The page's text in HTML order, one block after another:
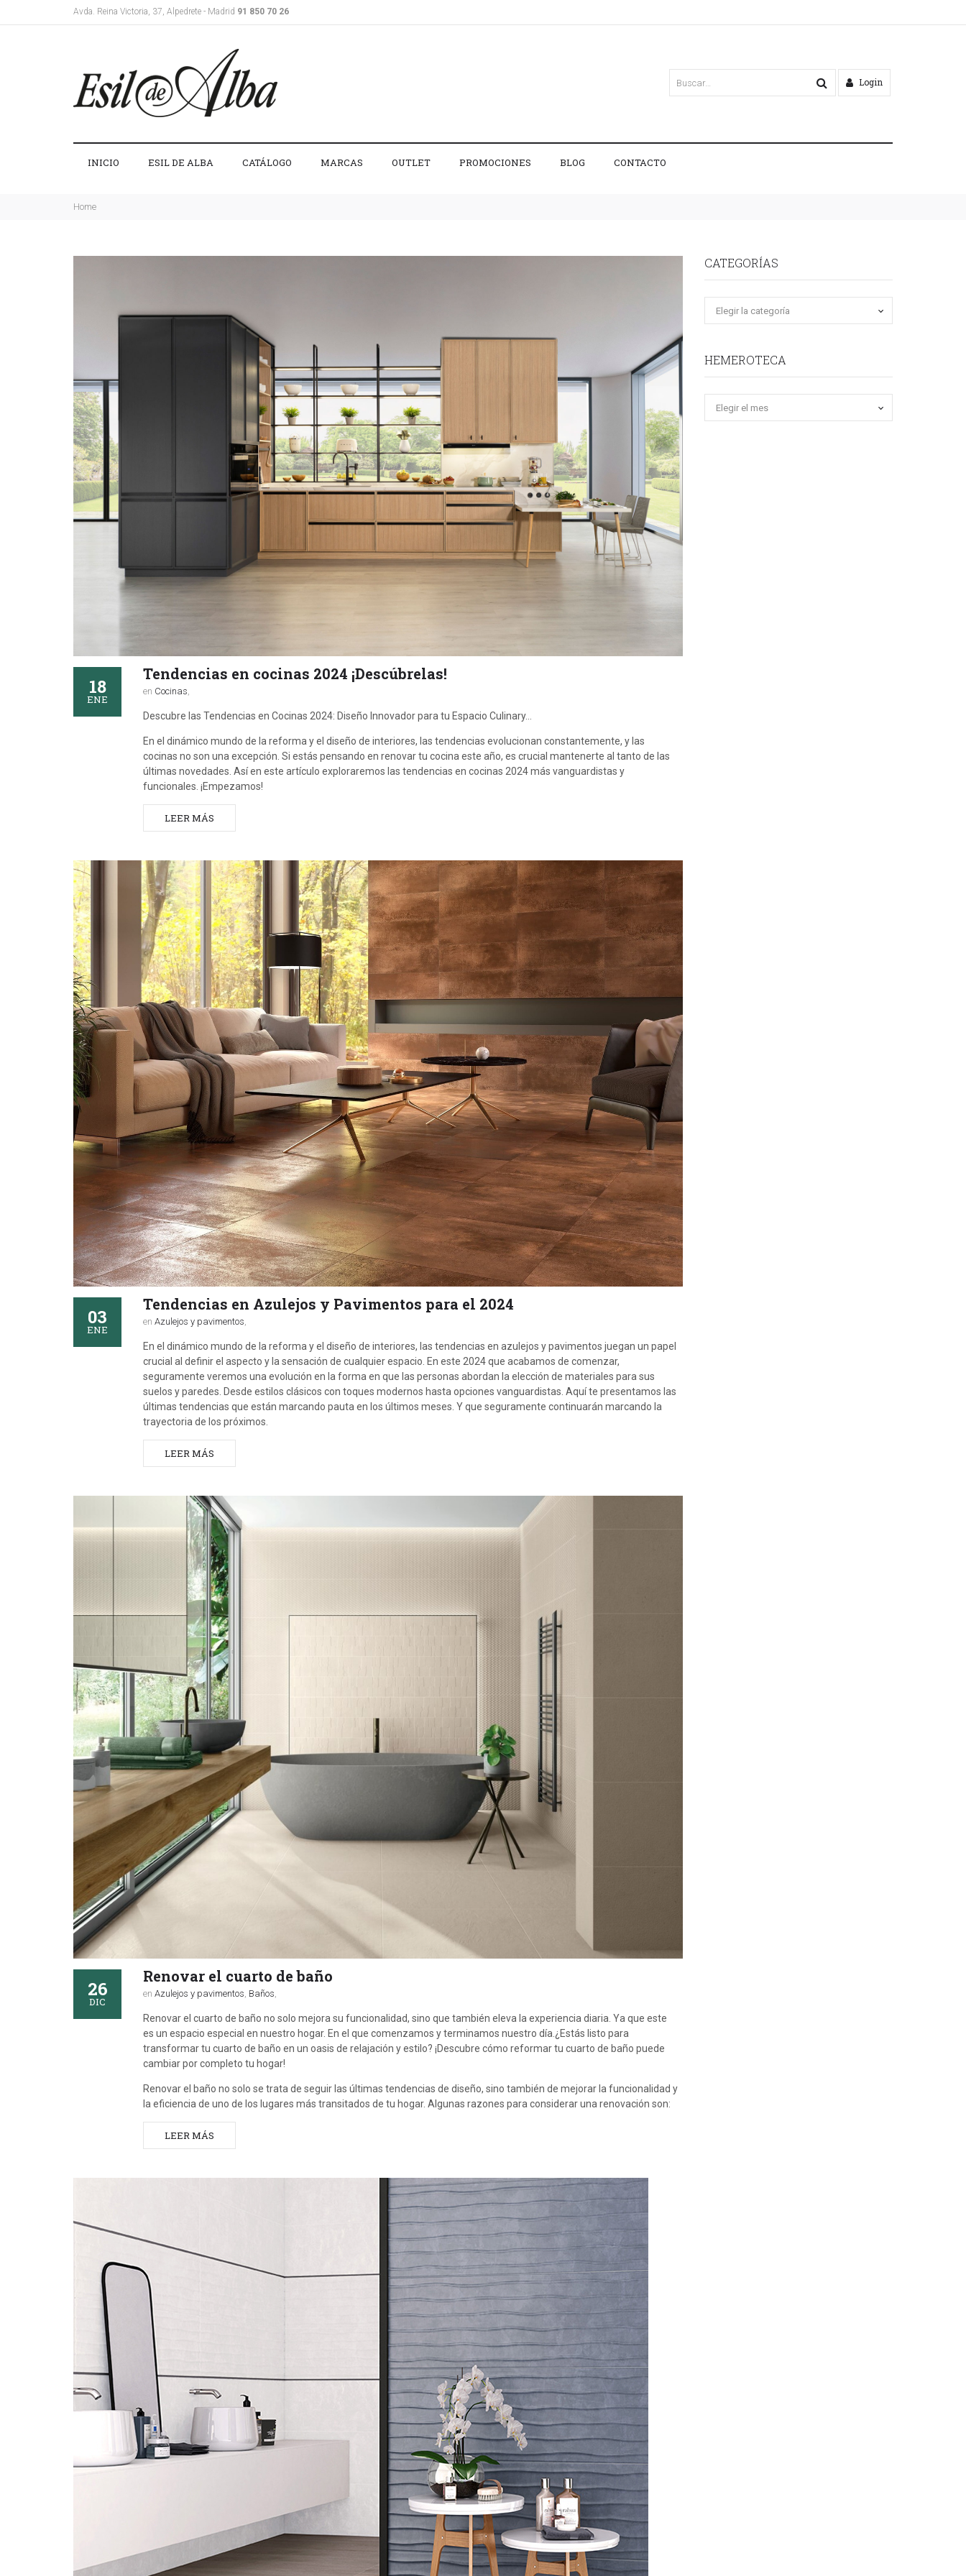
Avda. Reina Victoria, 37, Alpedrete - Madrid 91 850 70 26
Login
INICIO ESIL DE ALBA CATÁLOGO MARCAS OUTLET PROMOCIONES BLOG CONTACTO
Home
CATEGORÍAS
HEMEROTECA
18
ENE
Tendencias en cocinas 2024 ¡Descúbrelas!
en Cocinas,
Descubre las Tendencias en Cocinas 2024: Diseño Innovador para tu Espacio Culinary…
En el dinámico mundo de la reforma y el diseño de interiores, las tendencias evolucionan constantemente, y las
cocinas no son una excepción. Si estás pensando en renovar tu cocina este año, es crucial mantenerte al tanto de las
últimas novedades. Así en este artículo exploraremos las tendencias en cocinas 2024 más vanguardistas y
funcionales. ¡Empezamos!
LEER MÁS
03
ENE
Tendencias en Azulejos y Pavimentos para el 2024
en Azulejos y pavimentos,
En el dinámico mundo de la reforma y el diseño de interiores, las tendencias en azulejos y pavimentos juegan un papel
crucial al definir el aspecto y la sensación de cualquier espacio. En este 2024 que acabamos de comenzar,
seguramente veremos una evolución en la forma en que las personas abordan la elección de materiales para sus
suelos y paredes. Desde estilos clásicos con toques modernos hasta opciones vanguardistas. Aquí te presentamos las
últimas tendencias que están marcando pauta en los últimos meses. Y que seguramente continuarán marcando la
trayectoria de los próximos.
LEER MÁS
26
DIC
Renovar el cuarto de baño
en Azulejos y pavimentos, Baños,
Renovar el cuarto de baño no solo mejora su funcionalidad, sino que también eleva la experiencia diaria. Ya que este
es un espacio especial en nuestro hogar. En el que comenzamos y terminamos nuestro día.¿Estás listo para
transformar tu cuarto de baño en un oasis de relajación y estilo? ¡Descubre cómo reformar tu cuarto de baño puede
cambiar por completo tu hogar!
Renovar el baño no solo se trata de seguir las últimas tendencias de diseño, sino también de mejorar la funcionalidad y
la eficiencia de uno de los lugares más transitados de tu hogar. Algunas razones para considerar una renovación son:
LEER MÁS